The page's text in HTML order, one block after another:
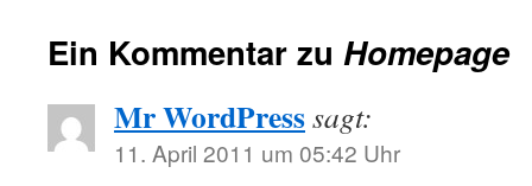
Ein Kommentar zu Homepage
Mr WordPresssagt:
11. April 2011 um 05:42 Uhr